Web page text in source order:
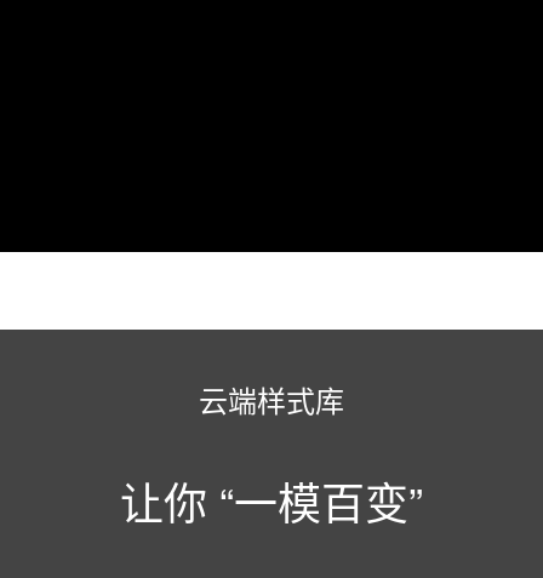
云端样式库
让你 “一模百变”